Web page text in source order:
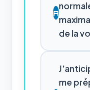
A
de la
me